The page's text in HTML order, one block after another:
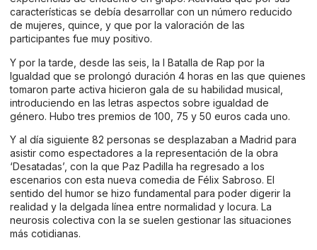
características se debía desarrollar con un número reducido
de mujeres, quince, y que por la valoración de las
participantes fue muy positivo.
Y por la tarde, desde las seis, la I Batalla de Rap por la
Igualdad que se prolongó duración 4 horas en las que quienes
tomaron parte activa hicieron gala de su habilidad musical,
introduciendo en las letras aspectos sobre igualdad de
género. Hubo tres premios de 100, 75 y 50 euros cada uno.
Y al día siguiente 82 personas se desplazaban a Madrid para
asistir como espectadores a la representación de la obra
‘Desatadas’, con la que Paz Padilla ha regresado a los
escenarios con esta nueva comedia de Félix Sabroso. El
sentido del humor se hizo fundamental para poder digerir la
realidad y la delgada línea entre normalidad y locura. La
neurosis colectiva con la se suelen gestionar las situaciones
más cotidianas.